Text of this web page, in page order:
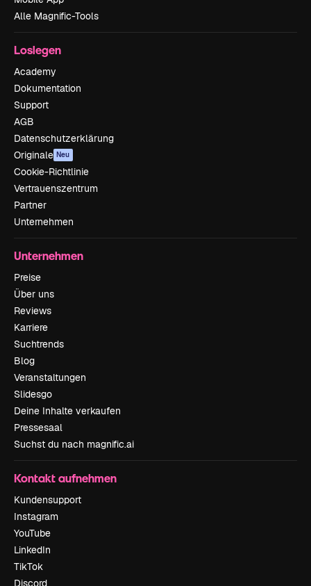
Alle Magnific-Tools
Loslegen
Academy
Dokumentation
Support
AGB
Datenschutzerklärung
Originale Neu
Cookie-Richtlinie
Vertrauenszentrum
Partner
Unternehmen
Unternehmen
Preise
Über uns
Reviews
Karriere
Suchtrends
Blog
Veranstaltungen
Slidesgo
Deine Inhalte verkaufen
Pressesaal
Suchst du nach magnific.ai
Kontakt aufnehmen
Kundensupport
Instagram
YouTube
LinkedIn
TikTok
Discord